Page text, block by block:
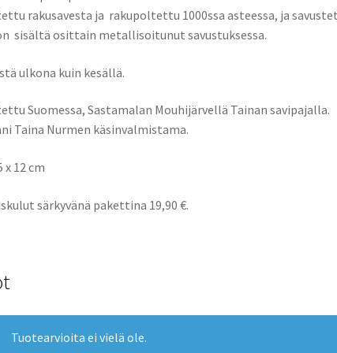
rakusavesta ja rakupoltettu 1000ssa asteessa, ja
sisältä osittain metallisoitunut savustuksessa.
ulkona kuin kesällä.
Suomessa, Sastamalan Mouhijärvellä Tainan savipajalla.
Taina Nurmen käsinvalmistama.
x 12 cm
särkyvänä pakettina 19,90 €.
Tuotearvioita ei vielä ole.